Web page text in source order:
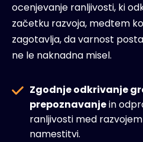
ocenjevanje ranljivosti, ki
začetku razvoja, medtem
zagotavlja, da varnost
ne le naknadna misel.
Zgodnje odkrivanje
prepoznavanjein
ranljivosti med
namestitvi.